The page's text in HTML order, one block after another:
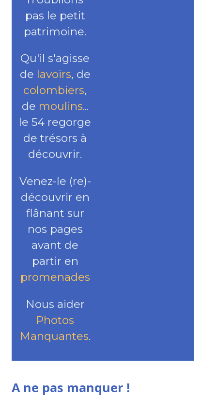
pas le petit
patrimoine.
Qu'il s'agisse
de lavoirs, de
colombiers,
de moulins...
le 54 regorge
de trésors à
découvrir.
Venez-le (re)-
découvrir en
flânant sur
nos pages
avant de
partir en
promenades
Nous aider
Photos
Manquantes.
A ne pas manquer !